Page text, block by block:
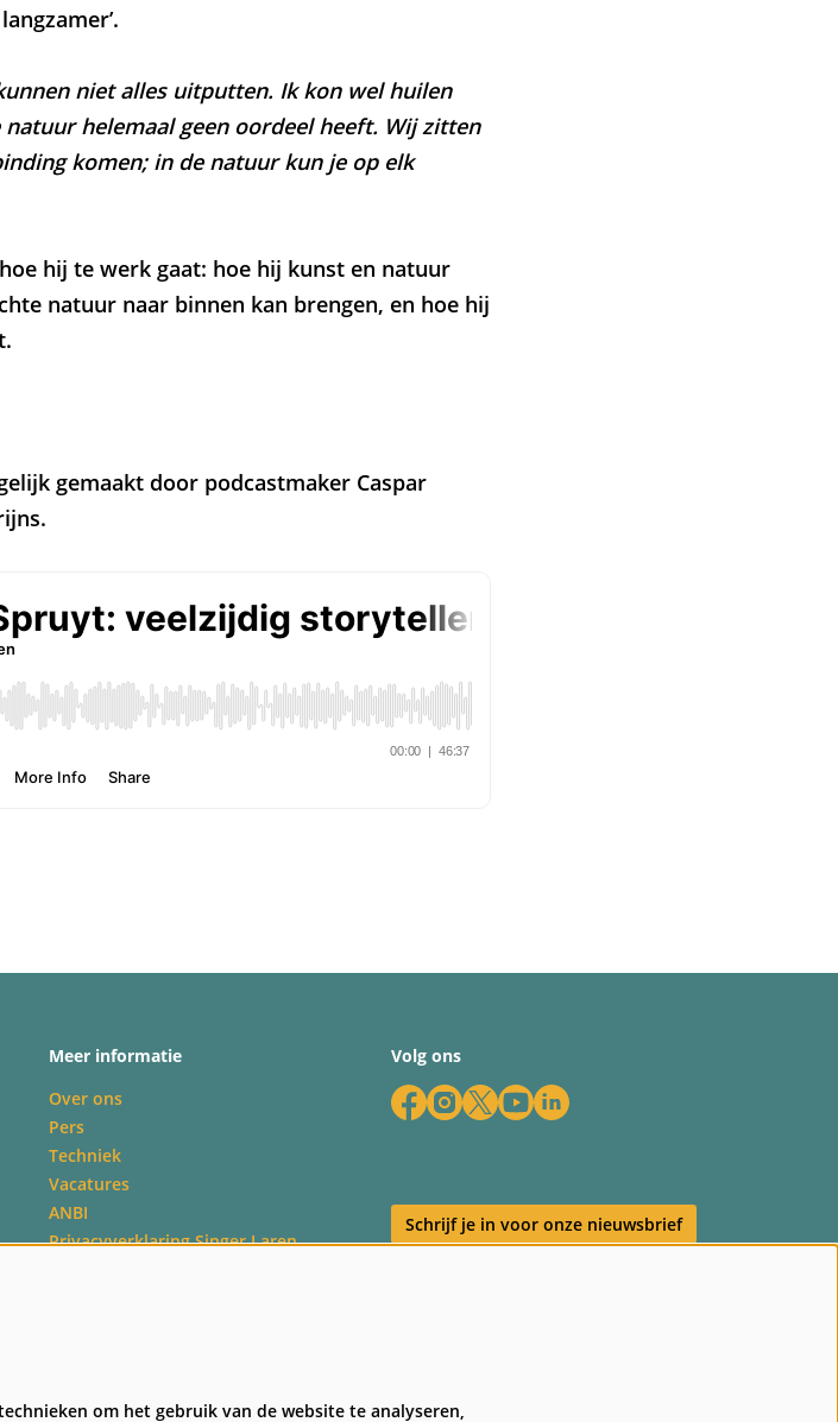
niet alles uitputten. Ik kon wel huilen
helemaal geen oordeel heeft. Wij zitten
komen; in de natuur kun je op elk
hij te werk gaat: hoe hij kunst en natuur
natuur naar binnen kan brengen, en hoe hij
gemaakt door podcastmaker Caspar
Meer informatie
Over ons
Pers
Techniek
Vacatures
ANBI
Privacyverklaring Singer Laren
Volg ons
Schrijf je in voor onze nieuwsbrief
om het gebruik van de website te analyseren,